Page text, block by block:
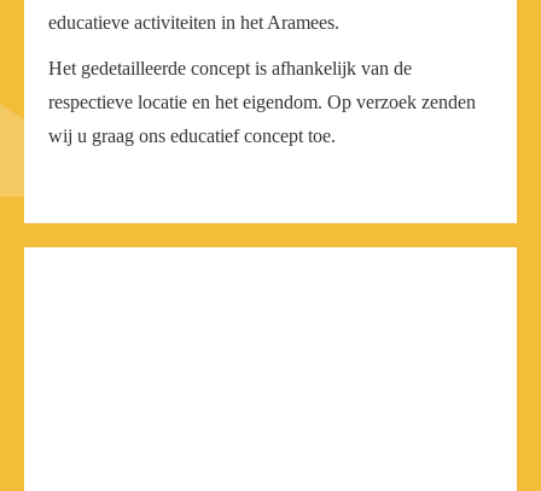
educatieve activiteiten in het Aramees.
Het gedetailleerde concept is afhankelijk van de
respectieve locatie en het eigendom. Op verzoek zenden
wij u graag ons educatief concept toe.